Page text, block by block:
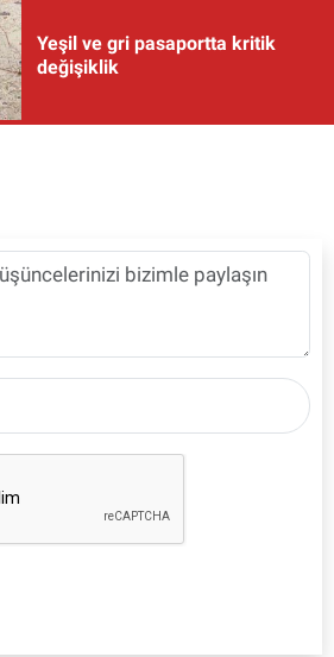
Yeşil ve gri pasaportta kritik
değişiklik